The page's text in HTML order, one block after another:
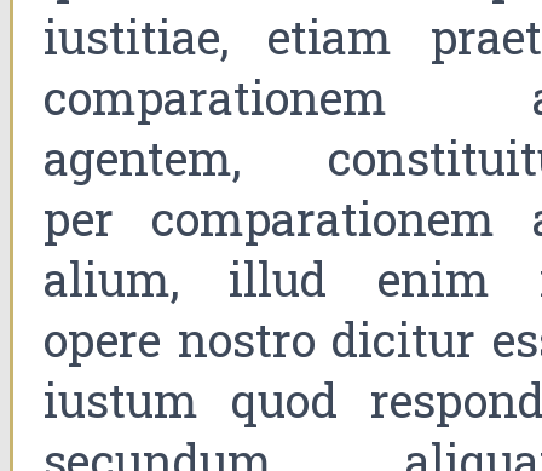
iustitiae, etiam
comparationem
agentem,
per comparationem
alium, illud enim
opere nostro dicitur
iustum quod